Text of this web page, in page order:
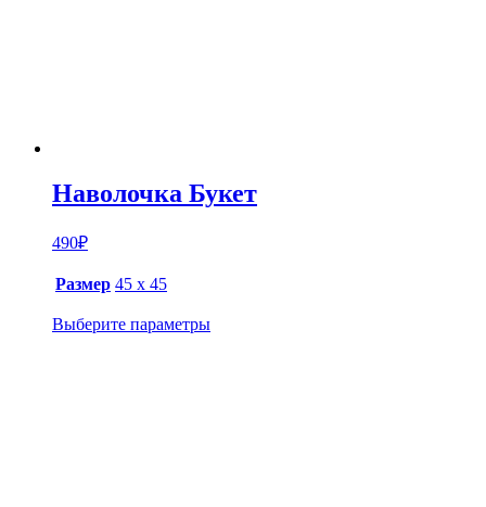
Наволочка Букет
490₽
Размер 45 х 45
Выберите параметры